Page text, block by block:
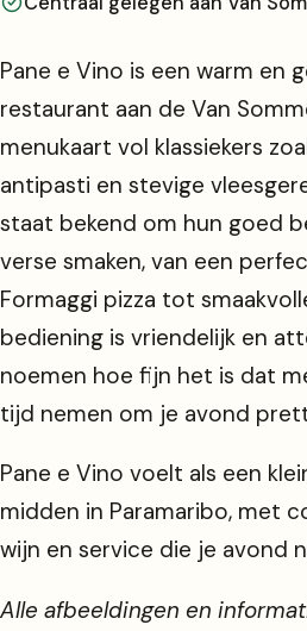
Pane e Vino is een warm en
restaurant aan de Van
menukaart vol klassiekers
antipasti en stevige
staat bekend om hun goed
verse smaken, van een
Formaggi pizza tot
bediening is vriendelijk en
noemen hoe fijn het is dat
tijd nemen om je avond
Pane e Vino voelt als een
midden in Paramaribo, met
wijn en service die je avond
Alle afbeeldingen en